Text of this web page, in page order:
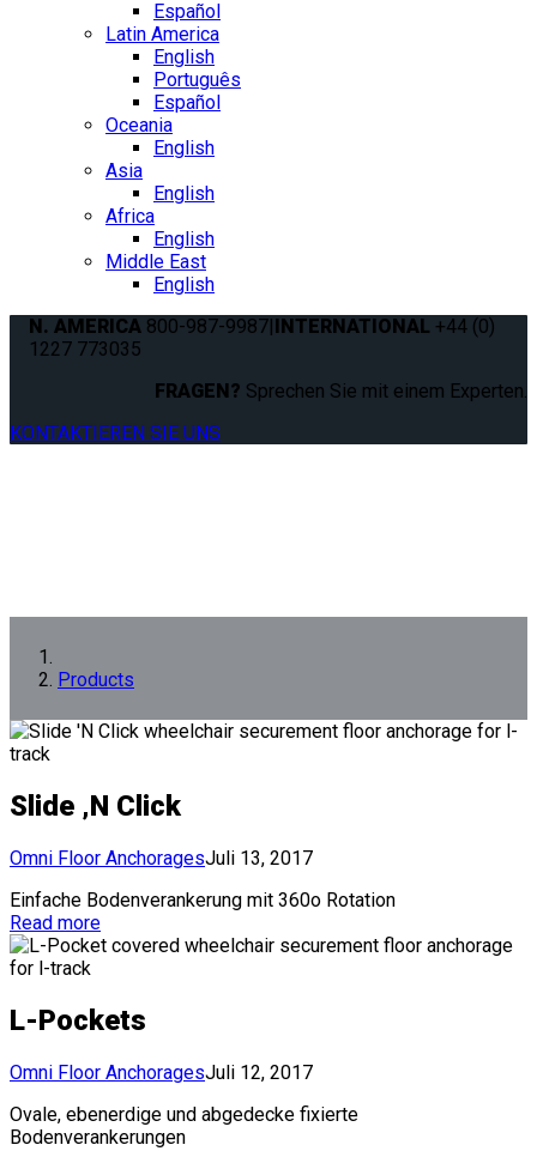
Español
Latin America
English
Português
Español
Oceania
English
Asia
English
Africa
English
Middle East
English
N. AMERICA 800-987-9987|INTERNATIONAL +44 (0)
1227 773035
FRAGEN? Sprechen Sie mit einem Experten.
KONTAKTIEREN SIE UNS
Products
Slide ‚N Click
Omni Floor AnchoragesJuli 13, 2017
Einfache Bodenverankerung mit 360o Rotation
Read more
L-Pockets
Omni Floor AnchoragesJuli 12, 2017
Ovale, ebenerdige und abgedecke fixierte
Bodenverankerungen